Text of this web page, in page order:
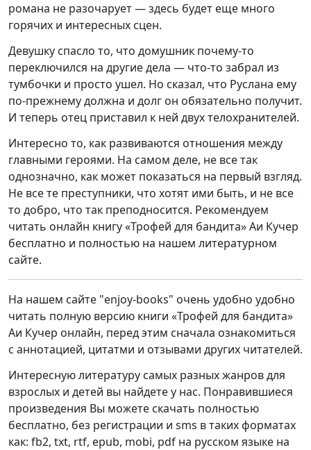
романа не разочарует — здесь будет еще много
горячих и интересных сцен.
Девушку спасло то, что домушник почему-то
переключился на другие дела — что-то забрал из
тумбочки и просто ушел. Но сказал, что Руслана ему
по-прежнему должна и долг он обязательно получит.
И теперь отец приставил к ней двух телохранителей.
Интересно то, как развиваются отношения между
главными героями. На самом деле, не все так
однозначно, как может показаться на первый взгляд.
Не все те преступники, что хотят ими быть, и не все
то добро, что так преподносится. Рекомендуем
читать онлайн книгу «Трофей для бандита» Аи Кучер
бесплатно и полностью на нашем литературном
сайте.
На нашем сайте "enjoy-books" очень удобно удобно
читать полную версию книги «Трофей для бандита»
Аи Кучер онлайн, перед этим сначала ознакомиться
с аннотацией, цитатми и отзывами других читателей.
Интересную литературу самых разных жанров для
взрослых и детей вы найдете у нас. Понравившиеся
произведения Вы можете скачать полностью
бесплатно, без регистрации и sms в таких форматах
как: fb2, txt, rtf, epub, mobi, pdf на русском языке на